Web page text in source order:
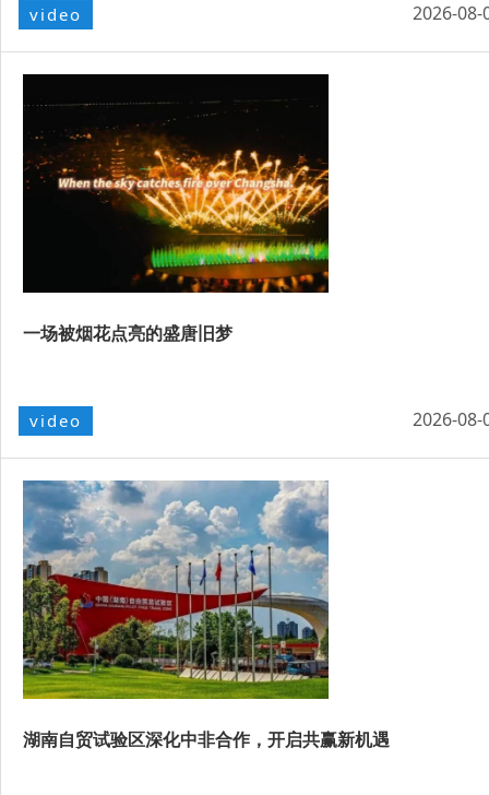
video 2026-08-
一场被烟花点亮的盛唐旧梦
video 2026-08-
湖南自贸试验区深化中非合作，开启共赢新机遇